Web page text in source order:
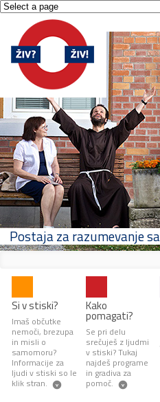
Postaja za razumevanje
Si v stiski?
Imaš občutke
nemoči, brezupa
in misli o
samomoru?
Informacije za
ljudi v stiski so le
klik stran.
Kako
pomagati?
Se pri delu
srečuješ z ljudmi
v stiski? Tukaj
najdeš programe
in gradiva za
pomoč.